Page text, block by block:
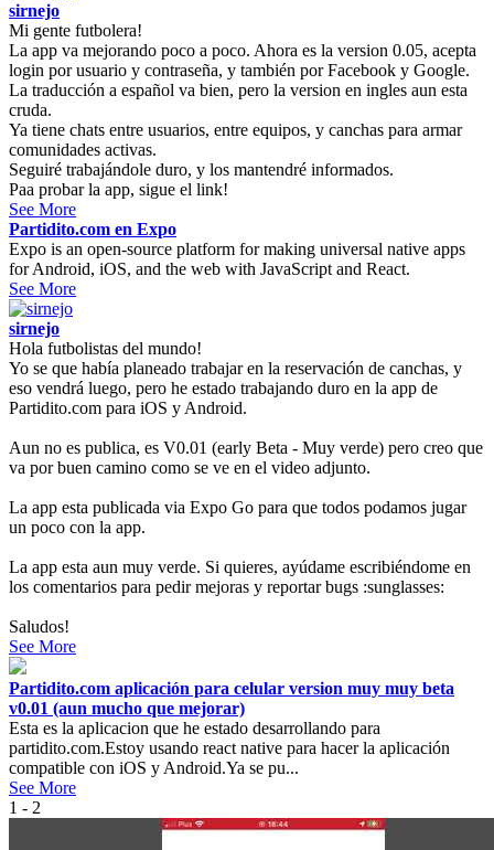
sirnejo
Mi gente futbolera!
La app va mejorando poco a poco. Ahora es la version 0.05, acepta
login por usuario y contraseña, y también por Facebook y Google.
La traducción a español va bien, pero la version en ingles aun esta
cruda.
Ya tiene chats entre usuarios, entre equipos, y canchas para armar
comunidades activas.
Seguiré trabajándole duro, y los mantendré informados.
Paa probar la app, sigue el link!
See More
Partidito.com en Expo
Expo is an open-source platform for making universal native apps
for Android, iOS, and the web with JavaScript and React.
See More
sirnejo
Hola futbolistas del mundo!
Yo se que había planeado trabajar en la reservación de canchas, y
eso vendrá luego, pero he estado trabajando duro en la app de
Partidito.com para iOS y Android.
Aun no es publica, es V0.01 (early Beta - Muy verde) pero creo que
va por buen camino como se ve en el video adjunto.
La app esta publicada via Expo Go para que todos podamos jugar
un poco con la app.
La app esta aun muy verde. Si quieres, ayúdame escribiéndome en
los comentarios para pedir mejoras y reportar bugs :sunglasses:
Saludos!
See More
Partidito.com aplicación para celular version muy muy beta
v0.01 (aun mucho que mejorar)
Esta es la aplicacion que he estado desarrollando para
partidito.com.Estoy usando react native para hacer la aplicación
compatible con iOS y Android.Ya se pu...
See More
1 - 2